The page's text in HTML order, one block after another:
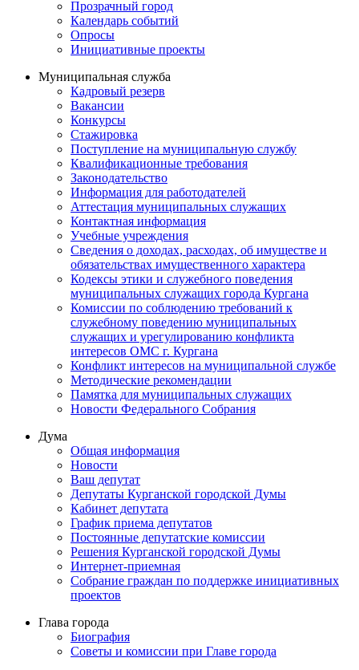
Прозрачный город
Календарь событий
Опросы
Инициативные проекты
Муниципальная служба
Кадровый резерв
Вакансии
Конкурсы
Стажировка
Поступление на муниципальную службу
Квалификационные требования
Законодательство
Информация для работодателей
Аттестация муниципальных служащих
Контактная информация
Учебные учреждения
Сведения о доходах, расходах, об имуществе и
обязательствах имущественного характера
Кодексы этики и служебного поведения
муниципальных служащих города Кургана
Комиссии по соблюдению требований к
служебному поведению муниципальных
служащих и урегулированию конфликта
интересов ОМС г. Кургана
Конфликт интересов на муниципальной службе
Методические рекомендации
Памятка для муниципальных служащих
Новости Федерального Cобрания
Дума
Общая информация
Новости
Ваш депутат
Депутаты Курганской городской Думы
Кабинет депутата
График приема депутатов
Постоянные депутатские комиссии
Решения Курганской городской Думы
Интернет-приемная
Собрание граждан по поддержке инициативных
проектов
Глава города
Биография
Советы и комиссии при Главе города